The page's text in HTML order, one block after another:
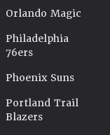
Orlando Magic
Philadelphia
76ers
Phoenix Suns
Portland Trail
Blazers